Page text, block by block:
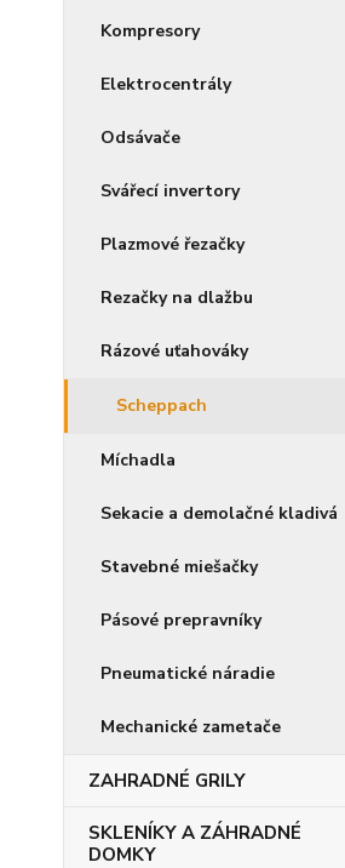
Kompresory
Elektrocentrály
Odsávače
Svářecí invertory
Plazmové řezačky
Rezačky na dlažbu
Rázové uťahováky
Scheppach
Míchadla
Sekacie a demolačné kladivá
Stavebné miešačky
Pásové prepravníky
Pneumatické náradie
Mechanické zametače
ZAHRADNÉ GRILY
SKLENÍKY A ZÁHRADNÉ
DOMKY